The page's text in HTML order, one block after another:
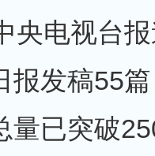
央电视台
报发稿55
量已突破